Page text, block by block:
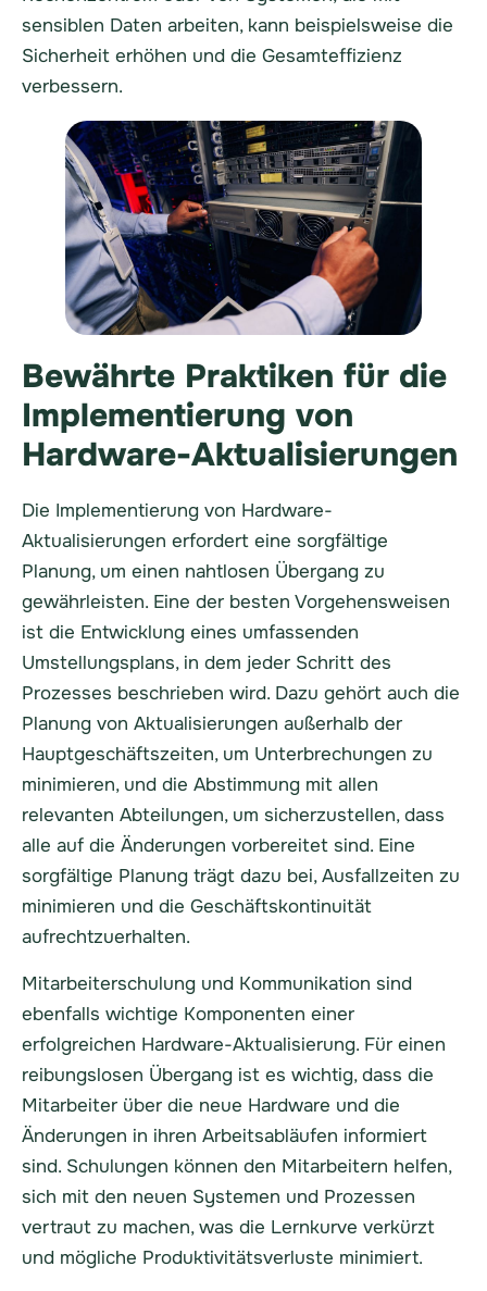
sensiblen Daten arbeiten, kann beispielsweise die
Sicherheit erhöhen und die Gesamteffizienz
verbessern.
Bewährte Praktiken für die
Implementierung von
Hardware-Aktualisierungen
Die Implementierung von Hardware-
Aktualisierungen erfordert eine sorgfältige
Planung, um einen nahtlosen Übergang zu
gewährleisten. Eine der besten Vorgehensweisen
ist die Entwicklung eines umfassenden
Umstellungsplans, in dem jeder Schritt des
Prozesses beschrieben wird. Dazu gehört auch die
Planung von Aktualisierungen außerhalb der
Hauptgeschäftszeiten, um Unterbrechungen zu
minimieren, und die Abstimmung mit allen
relevanten Abteilungen, um sicherzustellen, dass
alle auf die Änderungen vorbereitet sind. Eine
sorgfältige Planung trägt dazu bei, Ausfallzeiten zu
minimieren und die Geschäftskontinuität
aufrechtzuerhalten.
Mitarbeiterschulung und Kommunikation sind
ebenfalls wichtige Komponenten einer
erfolgreichen Hardware-Aktualisierung. Für einen
reibungslosen Übergang ist es wichtig, dass die
Mitarbeiter über die neue Hardware und die
Änderungen in ihren Arbeitsabläufen informiert
sind. Schulungen können den Mitarbeitern helfen,
sich mit den neuen Systemen und Prozessen
vertraut zu machen, was die Lernkurve verkürzt
und mögliche Produktivitätsverluste minimiert.